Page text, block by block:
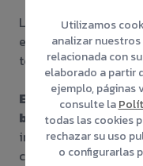
Los cuidados del
espacio de10 días.
tendrá que curarse
Evitar la
barba, ya que
injertados. El lavado
con champú
Utilizamos
analizar
relacionada con
elaborado a partir
ejemplo, páginas
consulte la
todas las cookies
rechazar su uso
o configurarlas